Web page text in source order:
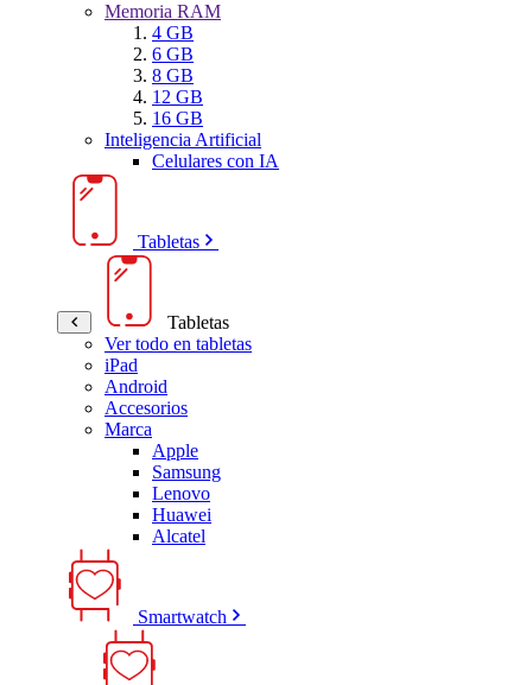
Memoria RAM
4 GB
6 GB
8 GB
12 GB
16 GB
Inteligencia Artificial
Celulares con IA
Tabletas
Tabletas
Ver todo en tabletas
iPad
Android
Accesorios
Marca
Apple
Samsung
Lenovo
Huawei
Alcatel
Smartwatch